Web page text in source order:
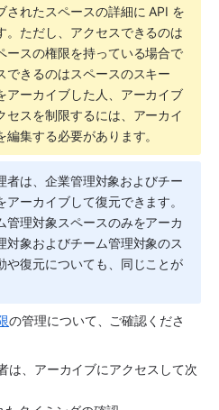
された スペースの詳細に API を
。ただし、アクセスできるのは
ースの権限を持っている場合で
できるのはスペースのスキー
アーカイブした人、アーカイブ
セスを制限するには、アーカイ
編集する必要があります。
者は、企業管理対象およびチー
アーカイブして復元できます。
管理対象 スペースのみをアーカ
対象およびチーム管理対象のス
や復元についても、同じことが
の管理について、ご確認くださ
は、アーカイブにアクセスして次